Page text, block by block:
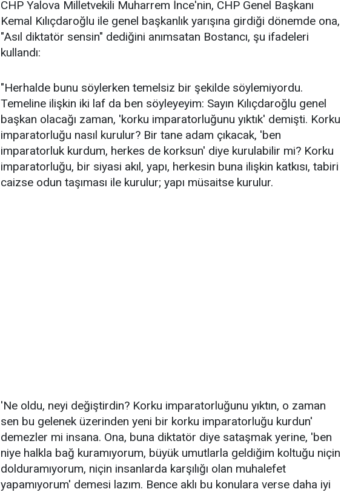
CHP Yalova Milletvekili Muharrem İnce'nin, CHP Genel Başkanı
Kemal Kılıçdaroğlu ile genel başkanlık yarışına girdiği dönemde ona,
"Asıl diktatör sensin" dediğini anımsatan Bostancı, şu ifadeleri
kullandı:
"Herhalde bunu söylerken temelsiz bir şekilde söylemiyordu.
Temeline ilişkin iki laf da ben söyleyeyim: Sayın Kılıçdaroğlu genel
başkan olacağı zaman, 'korku imparatorluğunu yıktık' demişti. Korku
imparatorluğu nasıl kurulur? Bir tane adam çıkacak, 'ben
imparatorluk kurdum, herkes de korksun' diye kurulabilir mi? Korku
imparatorluğu, bir siyasi akıl, yapı, herkesin buna ilişkin katkısı, tabiri
caizse odun taşıması ile kurulur; yapı müsaitse kurulur.
'Ne oldu, neyi değiştirdin? Korku imparatorluğunu yıktın, o zaman
sen bu gelenek üzerinden yeni bir korku imparatorluğu kurdun'
demezler mi insana. Ona, buna diktatör diye sataşmak yerine, 'ben
niye halkla bağ kuramıyorum, büyük umutlarla geldiğim koltuğu niçin
dolduramıyorum, niçin insanlarda karşılığı olan muhalefet
yapamıyorum' demesi lazım. Bence aklı bu konulara verse daha iyi